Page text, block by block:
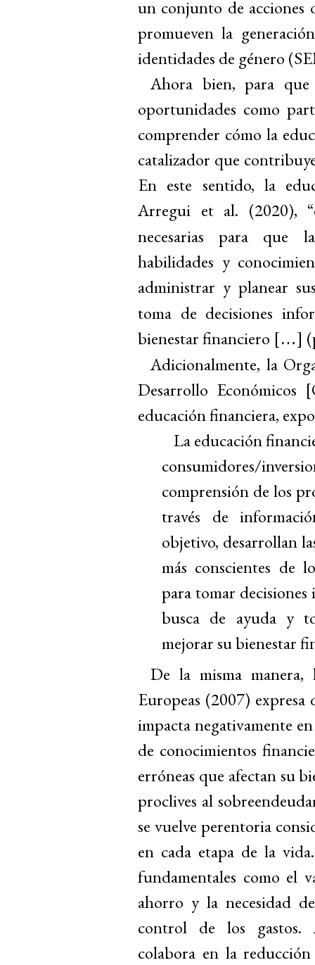
un conjunto de acciones
promueven la
identidades de género
Ahora bien, para que
oportunidades como
comprender cómo la
catalizador que
En este sentido, la
Arregui et al. (2020),
necesarias para que
habilidades y
administrar y planear
toma de decisiones
bienestar financiero […]
Adicionalmente, la
Desarrollo
educación financiera,
La educación
consumidores/
comprensión de los
través de
objetivo, desarrollan
más conscientes de
para tomar
busca de ayuda y
mejorar su bienestar
De la misma manera,
Europeas (2007)
impacta negativamente
de conocimientos
erróneas que afectan su
proclives al
se vuelve perentoria
en cada etapa de la
fundamentales como el
ahorro y la necesidad
control de los gastos.
colabora en la